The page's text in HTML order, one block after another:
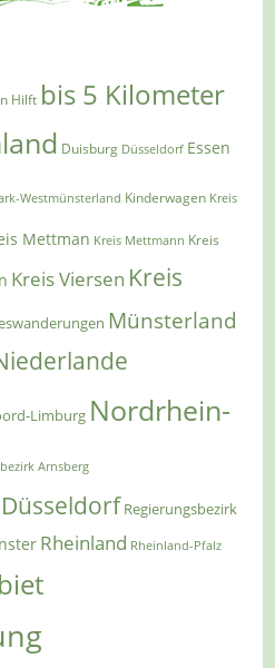
Hilft bis 5 Kilometer
Duisburg Düsseldorf Essen
Westmünsterland Kinderwagen Kreis
Mettman Kreis Mettmann Kreis
Kreis Viersen Kreis
Münsterland
Limburg Nordrhein-
Arnsberg
Regierungsbezirk
Rheinland Rheinland-Pfalz